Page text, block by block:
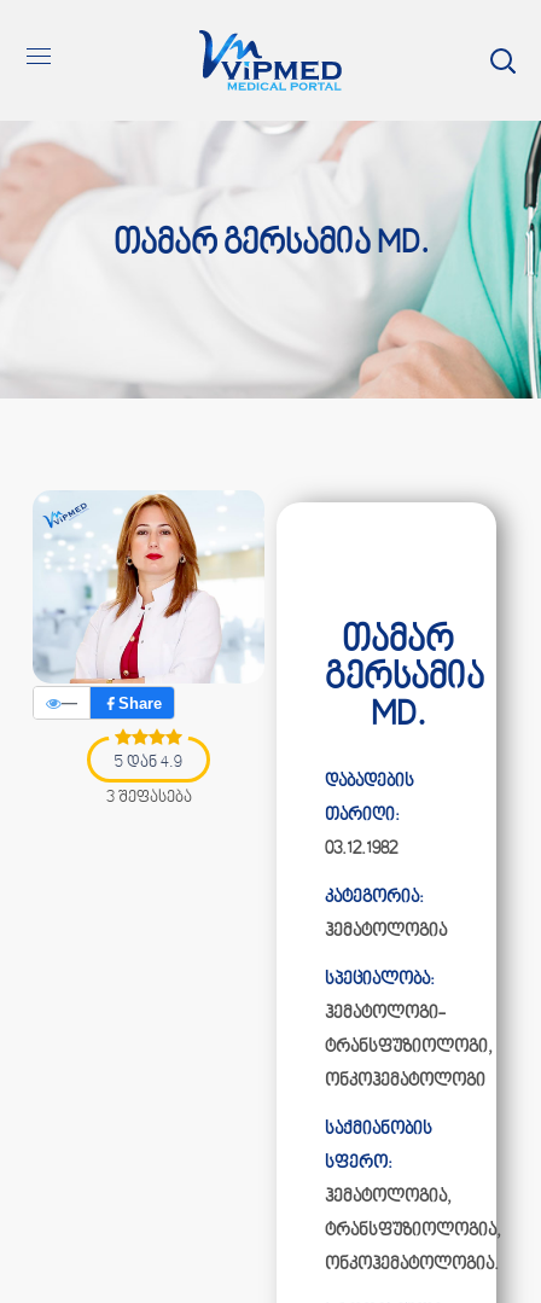
Თამარ Გერსამია MD.
— Share
5 დან 4.9
3 შეფასება
თამარ
გერსამია
MD.
დაბადების
თარიღი:
03.12.1982
კატეგორია:
ჰემატოლოგია
სპეციალობა:
ჰემატოლოგი-
ტრანსფუზიოლოგი,
ონკოჰემატოლოგი
საქმიანობის
სფერო:
ჰემატოლოგია,
ტრანსფუზიოლოგია,
ონკოჰემატოლოგია.